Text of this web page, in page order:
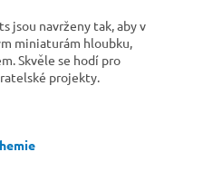
jsou navrženy tak, aby v
miniaturám hloubku,
Skvěle se hodí pro
projekty.